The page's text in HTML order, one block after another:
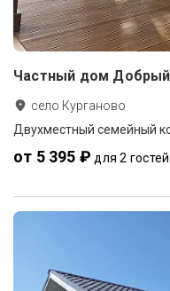
Частный дом
село Курганово
Двухместный семейный
от 5 395 ₽ для 2 гостей